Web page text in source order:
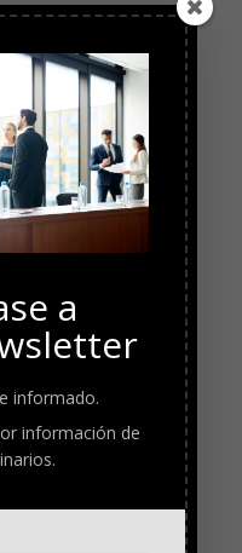
a
informado.
información de